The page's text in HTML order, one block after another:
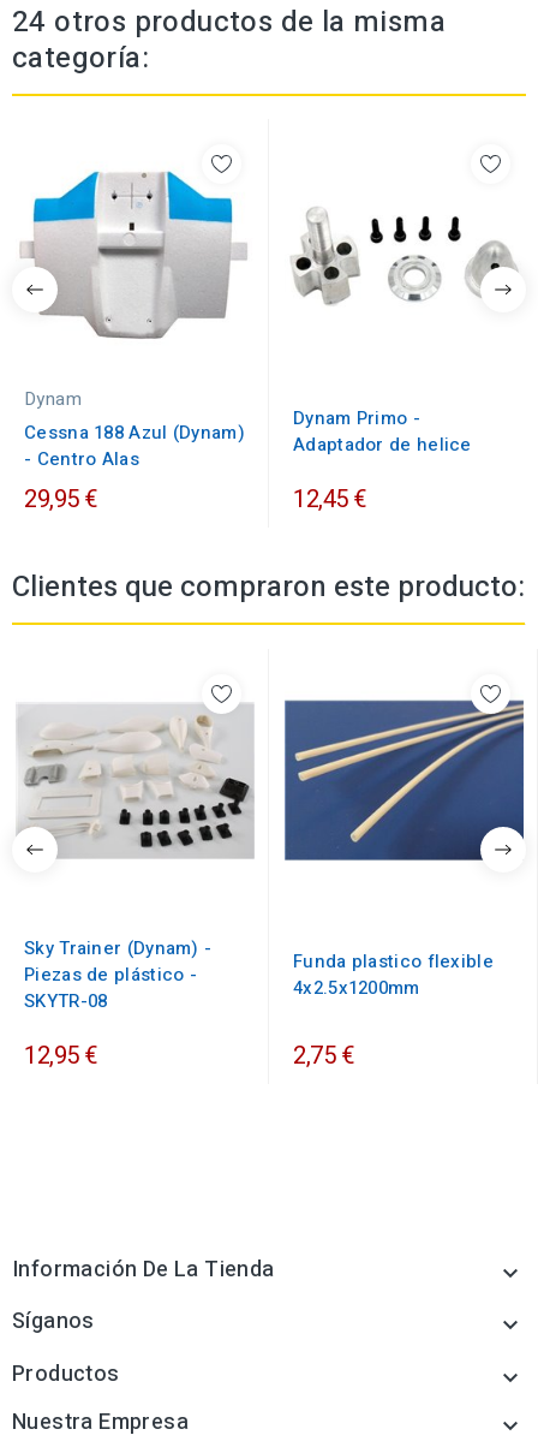
24 otros productos de la misma
categoría:
Dynam
Cessna 188 Azul (Dynam)
- Centro Alas
29,95 €
Dynam Primo -
Adaptador de helice
12,45 €
Clientes que compraron este producto:
Sky Trainer (Dynam) -
Piezas de plástico -
SKYTR-08
12,95 €
Funda plastico flexible
4x2.5x1200mm
2,75 €
Información De La Tienda 
Síganos 
Productos 
Nuestra Empresa 